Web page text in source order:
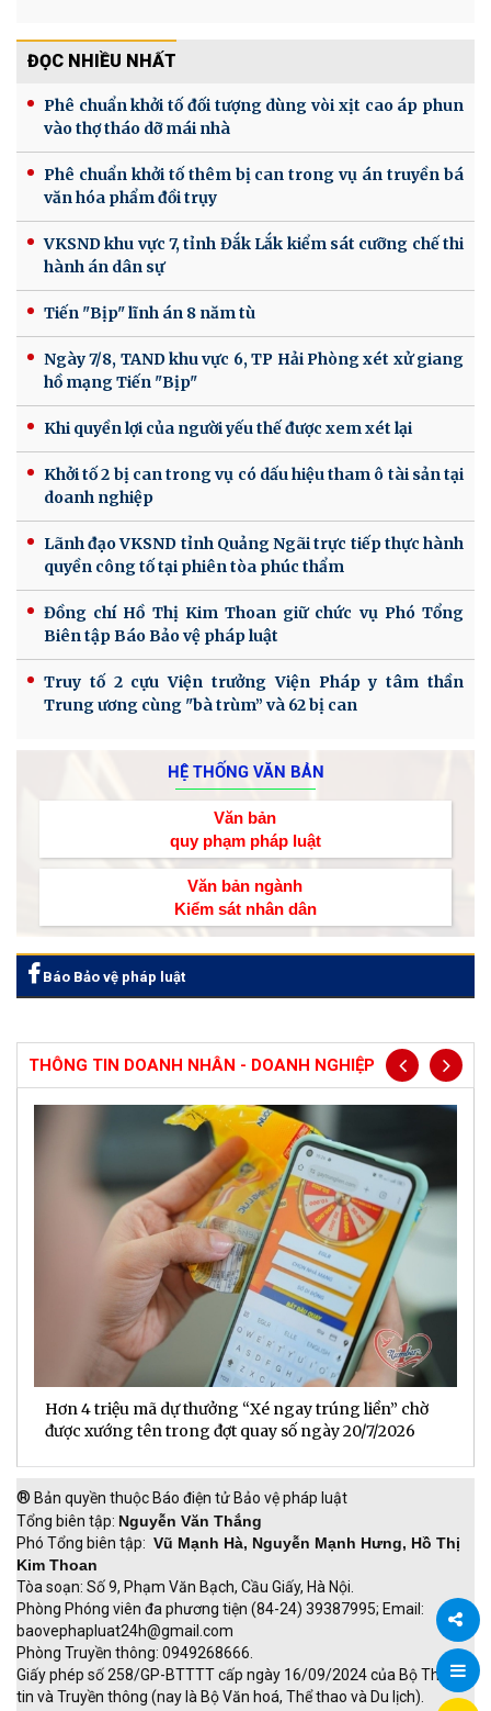
Chia
ĐỌC NHIỀU NHẤT
Phê chuẩn khởi tố đối tượng dùng vòi xịt cao áp phun
vào thợ tháo dỡ mái nhà
Phê chuẩn khởi tố thêm bị can trong vụ án truyền bá
văn hóa phẩm đồi trụy
VKSND khu vực 7, tỉnh Đắk Lắk kiểm sát cưỡng chế thi
hành án dân sự
Tiến "Bịp" lĩnh án 8 năm tù
Ngày 7/8, TAND khu vực 6, TP Hải Phòng xét xử giang
hồ mạng Tiến "Bịp"
Khi quyền lợi của người yếu thế được xem xét lại
Khởi tố 2 bị can trong vụ có dấu hiệu tham ô tài sản tại
doanh nghiệp
Lãnh đạo VKSND tỉnh Quảng Ngãi trực tiếp thực hành
quyền công tố tại phiên tòa phúc thẩm
Đồng chí Hồ Thị Kim Thoan giữ chức vụ Phó Tổng
Biên tập Báo Bảo vệ pháp luật
Truy tố 2 cựu Viện trưởng Viện Pháp y tâm thần
Trung ương cùng "bà trùm” và 62 bị can
HỆ THỐNG VĂN BẢN
Văn bản
quy phạm pháp luật
Văn bản ngành
Kiểm sát nhân dân
Báo Bảo vệ pháp luật
THÔNG TIN DOANH NHÂN - DOANH NGHIỆP
BIDV trở thành ngân hàng Việt Nam đầu tiên gia
nhập PCAF
® Bản quyền thuộc Báo điện tử Bảo vệ pháp luật
Tổng biên tập: Nguyễn Văn Thắng
Phó Tổng biên tập: Vũ Mạnh Hà, Nguyễn Mạnh Hưng, Hồ Thị
Kim Thoan
Tòa soạn: Số 9, Phạm Văn Bạch, Cầu Giấy, Hà Nội.
Phòng Phóng viên đa phương tiện (84-24) 39387995; Email:
baovephapluat24h@gmail.com
Phòng Truyền thông: 0949268666.
Giấy phép số 258/GP-BTTTT cấp ngày 16/09/2024 của Bộ Thông
tin và Truyền thông (nay là Bộ Văn hoá, Thể thao và Du lịch).